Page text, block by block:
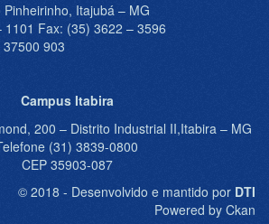
Itajubá – MG
Fax: (35) 3622 – 3596
903
Campus Itabira
200 – Distrito Industrial II,Itabira – MG
(31) 3839-0800
CEP 35903-087
© 2018 - Desenvolvido e mantido por DTI
Powered by Ckan